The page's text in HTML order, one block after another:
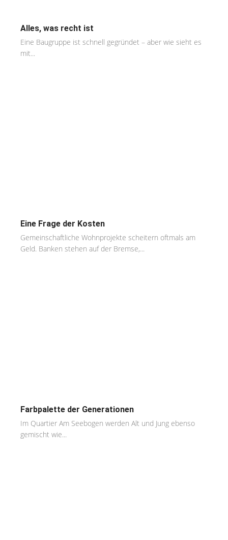
Alles, was recht ist
Eine Baugruppe ist schnell gegründet – aber wie sieht es
mit...
Eine Frage der Kosten
Gemeinschaftliche Wohnprojekte scheitern oftmals am
Geld. Banken stehen auf der Bremse,...
Farbpalette der Generationen
Im Quartier Am Seebogen werden Alt und Jung ebenso
gemischt wie...